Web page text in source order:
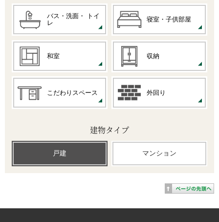
バス・洗面・
トイ
レ
寝室・子供部屋
和室 収納
こだわりスペース 外回り
建物タイプ
戸建 マンション